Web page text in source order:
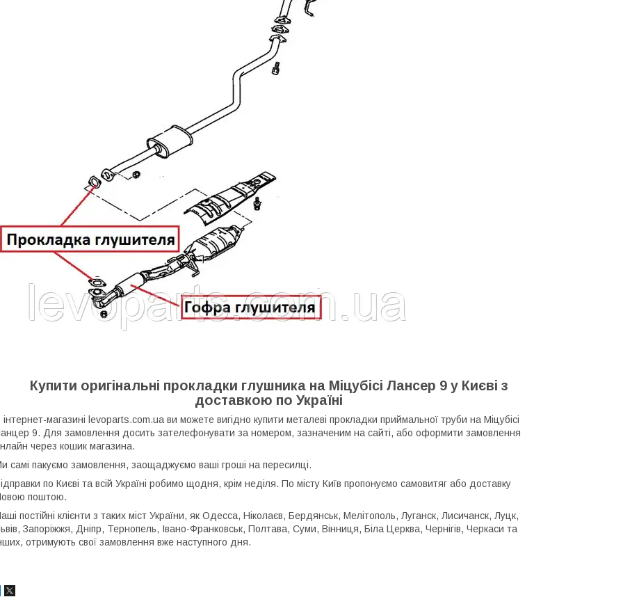
Купити оригінальні прокладки глушника на Міцубісі Лансер 9 у Києві з
доставкою по Україні
інтернет-магазині levoparts.com.ua ви можете вигідно купити металеві прокладки приймальної труби на Міцубісі
9. Для замовлення досить зателефонувати за номером, зазначеним на сайті, або оформити замовлення
через кошик магазина.
самі пакуємо замовлення, заощаджуємо ваші гроші на пересилці.
по Києві та всій Україні робимо щодня, крім неділя. По місту Київ пропонуємо самовитяг або доставку
поштою.
постійні клієнти з таких міст України, як Одесса, Ніколаєв, Бердянськ, Мелітополь, Луганск, Лисичанск, Луцк,
Запоріжжя, Дніпр, Тернопель, Івано-Франковськ, Полтава, Суми, Вінниця, Біла Церква, Чернігів, Черкаси та
отримують свої замовлення вже наступного дня.